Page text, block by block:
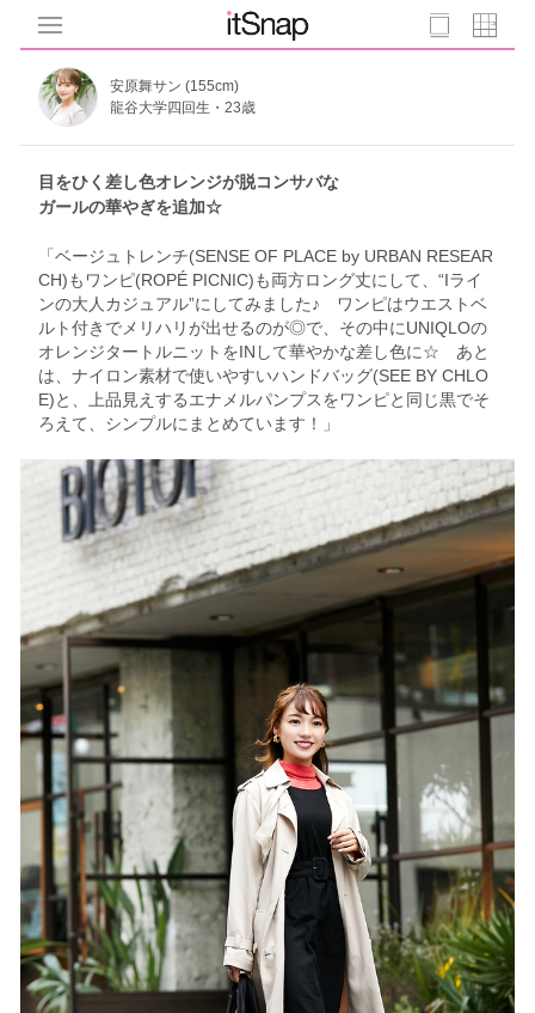
安原舞サン (155cm)
龍谷大学四回生・23歳
目をひく差し色オレンジが脱コンサバな
ガールの華やぎを追加☆
「ベージュトレンチ(SENSE OF PLACE by URBAN RESEAR
CH)もワンピ(ROPÉ PICNIC)も両方ロング丈にして、“Iライ
ンの大人カジュアル”にしてみました♪ ワンピはウエストベ
ルト付きでメリハリが出せるのが◎で、その中にUNIQLOの
オレンジタートルニットをINして華やかな差し色に☆ あと
は、ナイロン素材で使いやすいハンドバッグ(SEE BY CHLO
E)と、上品見えするエナメルパンプスをワンピと同じ黒でそ
ろえて、シンプルにまとめています！」